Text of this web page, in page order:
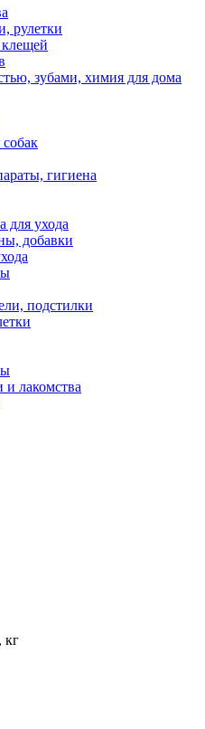
рулетки
клещей
зубами, химия для дома
гигиена
для ухода
добавки
подстилки
лакомства
кг